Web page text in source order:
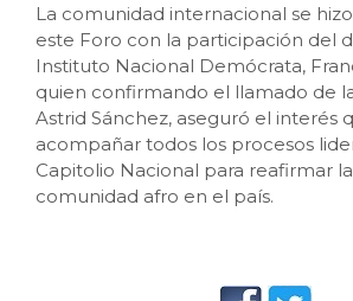
La comunidad internacional se
este Foro con la participación del
Instituto Nacional Demócrata,
quien confirmando el llamado de
Astrid Sánchez, aseguró el interés
acompañar todos los procesos
Capitolio Nacional para reafirmar
comunidad afro en el país.